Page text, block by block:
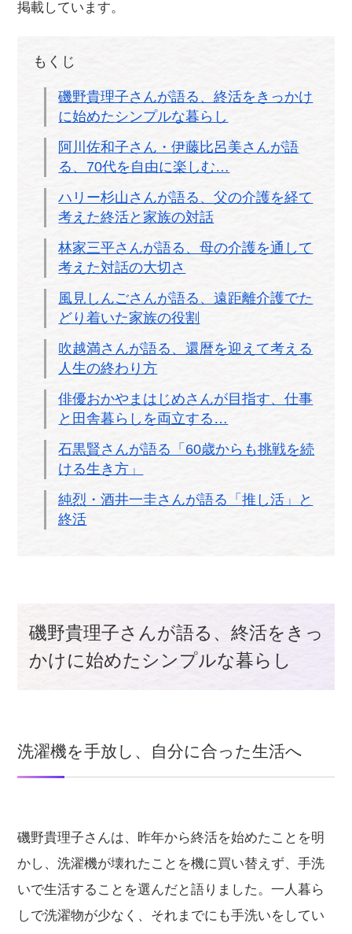
掲載しています。
もくじ
磯野貴理子さんが語る、終活をきっかけ
に始めたシンプルな暮らし
阿川佐和子さん・伊藤比呂美さんが語
る、70代を自由に楽しむ…
ハリー杉山さんが語る、父の介護を経て
考えた終活と家族の対話
林家三平さんが語る、母の介護を通して
考えた対話の大切さ
風見しんごさんが語る、遠距離介護でた
どり着いた家族の役割
吹越満さんが語る、還暦を迎えて考える
人生の終わり方
俳優おかやまはじめさんが目指す、仕事
と田舎暮らしを両立する…
石黒賢さんが語る「60歳からも挑戦を続
ける生き方」
純烈・酒井一圭さんが語る「推し活」と
終活
磯野貴理子さんが語る、終活をきっ
かけに始めたシンプルな暮らし
洗濯機を手放し、自分に合った生活へ
磯野貴理子さんは、昨年から終活を始めたことを明
かし、洗濯機が壊れたことを機に買い替えず、手洗
いで生活することを選んだと語りました。一人暮ら
しで洗濯物が少なく、それまでにも手洗いをしてい